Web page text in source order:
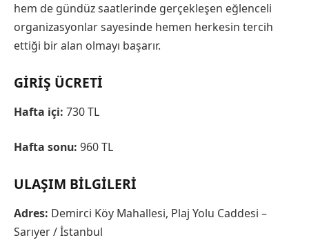
hem de gündüz saatlerinde gerçekleşen eğlenceli
organizasyonlar sayesinde hemen herkesin tercih
ettiği bir alan olmayı başarır.
GIRIŞ ÜCRETI
Hafta içi: 730 TL
Hafta sonu: 960 TL
ULAŞIM BILGILERI
Adres: Demirci Köy Mahallesi, Plaj Yolu Caddesi –
Sarıyer / İstanbul